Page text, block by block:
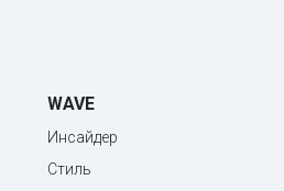
WAVE
Инсайдер
Стиль